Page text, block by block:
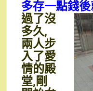
多存一點錢
過了沒
多久,
兩人步
入了愛
情的殿
堂,剛